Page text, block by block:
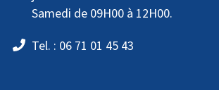
Samedi de 09H00 à 12H00.
Tel. : 06 71 01 45 43